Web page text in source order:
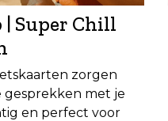
Super Chill
zorgen
gesprekken met je
en perfect voor